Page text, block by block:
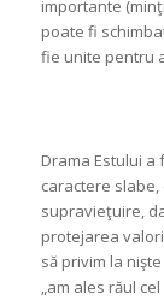
importante
poate fi
fie unite pentru
Drama Estului
caractere
supravieţuire,
protejarea
să privim la
„am ales răul